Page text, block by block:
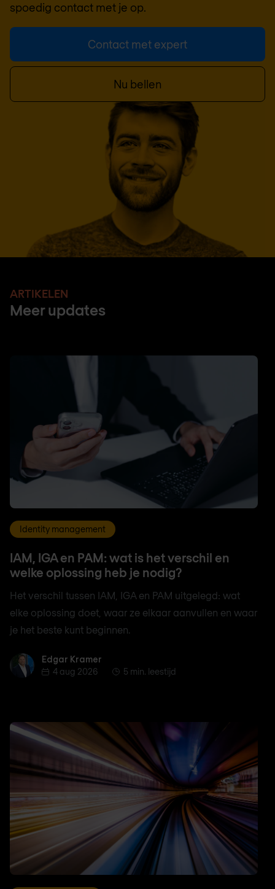
spoedig contact met je op.
Contact met expert
Nu bellen
ARTIKELEN
Meer updates
Identity management
IAM, IGA en PAM: wat is het verschil en
welke oplossing heb je nodig?
Het verschil tussen IAM, IGA en PAM uitgelegd: wat
elke oplossing doet, waar ze elkaar aanvullen en waar
je het beste kunt beginnen.
Edgar KramerEdgar Kramer
4 aug 2026
5 min. leestijd